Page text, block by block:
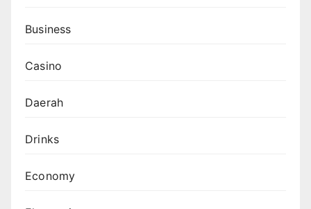
Business
Casino
Daerah
Drinks
Economy